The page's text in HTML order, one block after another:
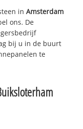
inAmsterdam
ons. De
bij u in de buurt
te